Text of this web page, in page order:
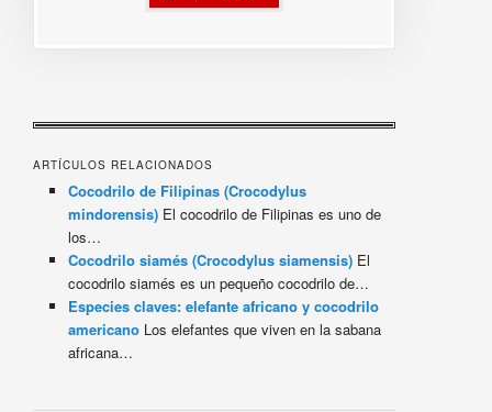
ARTÍCULOS RELACIONADOS
Cocodrilo de Filipinas (Crocodylus
mindorensis) El cocodrilo de Filipinas es uno de
los…
Cocodrilo siamés (Crocodylus siamensis) El
cocodrilo siamés es un pequeño cocodrilo de…
Especies claves: elefante africano y cocodrilo
americano Los elefantes que viven en la sabana
africana…